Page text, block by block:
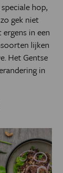
hop,
gek niet
in een
lijken
Het Gentse
in